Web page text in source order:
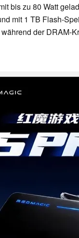
bis zu 80 Watt
mit 1 TB Flash-
der DRAM-